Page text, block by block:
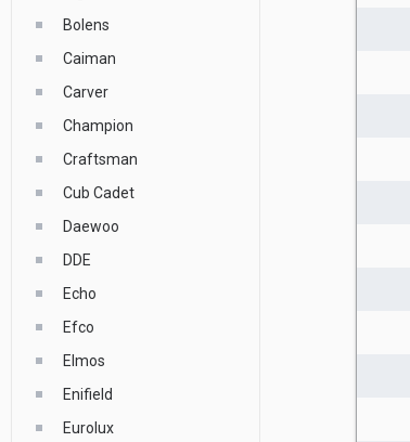
Bolens
Caiman
Carver
Champion
Craftsman
Cub Cadet
Daewoo
DDE
Echo
Efco
Elmos
Enifield
Eurolux